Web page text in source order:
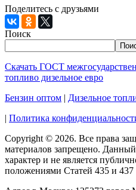
Поделитесь с друзьями
Поиск
Скачать ГОСТ
топливо дизельное евро
Бензин оптом | Дизельное
| Политика
Copyright © 2026. Все права
материалов запрещено.
характер и не является
положениями Статей 435 и